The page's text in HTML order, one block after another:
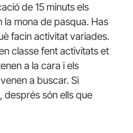
de 15 minuts els
la mona de pasqua. Has
facin activitat variades.
classe fent activitats et
a la cara i els
a buscar. Si
després són ells que